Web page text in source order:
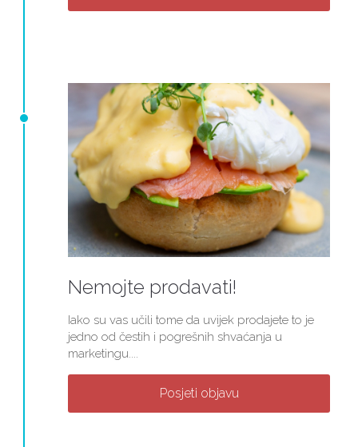
Nemojte prodavati!
Iako su vas učili tome da uvijek prodajete to je
jedno od čestih i pogrešnih shvaćanja u
marketingu....
Posjeti objavu